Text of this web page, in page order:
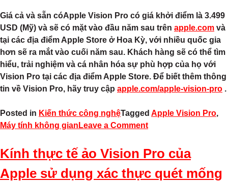
Giá cả và sẵn cóApple Vision Pro có giá khởi điểm là 3.499
USD (Mỹ) và sẽ có mặt vào đầu năm sau trên apple.com và
tại các địa điểm Apple Store ở Hoa Kỳ, với nhiều quốc gia
hơn sẽ ra mắt vào cuối năm sau. Khách hàng sẽ có thể tìm
hiểu, trải nghiệm và cá nhân hóa sự phù hợp của họ với
Vision Pro tại các địa điểm Apple Store. Để biết thêm thông
tin về Vision Pro, hãy truy cập apple.com/apple-vision-pro .
Posted in Kiến thức công nghệTagged Apple Vision Pro,
Máy tính không gian Leave a Comment
Kính thực tế ảo Vision Pro của
Apple sử dụng xác thực quét mống